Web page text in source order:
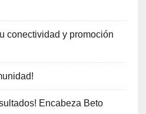
conectividad y promoción
Encabeza Beto